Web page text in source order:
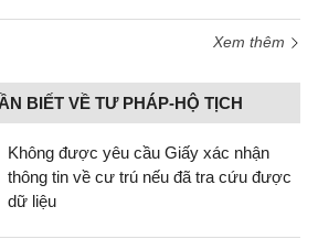
Xem thêm
BIẾT VỀ TƯ PHÁP-HỘ TỊCH
Không được yêu cầu Giấy xác nhận
thông tin về cư trú nếu đã tra cứu được
dữ liệu